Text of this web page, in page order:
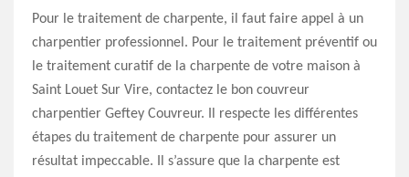
Pour le traitement de charpente, il faut faire appel à un
charpentier professionnel. Pour le traitement préventif ou
le traitement curatif de la charpente de votre maison à
Saint Louet Sur Vire, contactez le bon couvreur
charpentier Geftey Couvreur. Il respecte les différentes
étapes du traitement de charpente pour assurer un
résultat impeccable. Il s’assure que la charpente est